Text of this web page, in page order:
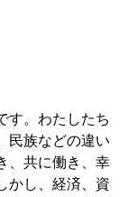
す。わたしたち
民族などの違い
、共に働き、幸
かし、経済、資